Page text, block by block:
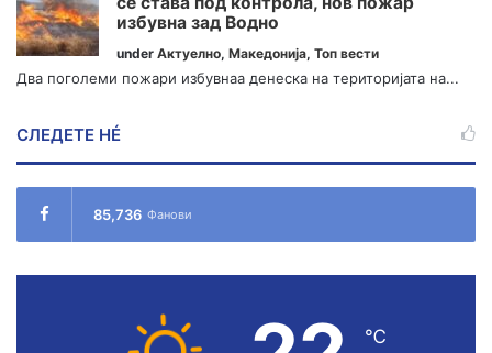
избувна зад Водно
under Актуелно, Македонија, Топ вести
Два поголеми пожари избувнаа денеска на територијата на...
СЛЕДЕТЕ НÉ
85,736 Фанови
℃